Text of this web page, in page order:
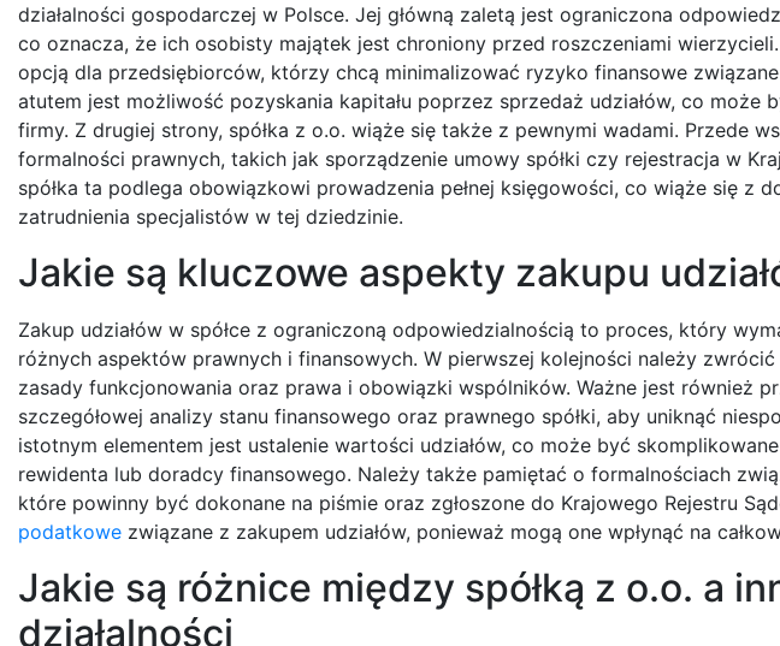
działalności gospodarczej w Polsce. Jej główną zaletą jest ograniczona
co oznacza, że ich osobisty majątek jest chroniony przed roszczeniami
opcją dla przedsiębiorców, którzy chcą minimalizować ryzyko finansowe
atutem jest możliwość pozyskania kapitału poprzez sprzedaż udziałów, co
firmy. Z drugiej strony, spółka z o.o. wiąże się także z pewnymi wadami. Przede
formalności prawnych, takich jak sporządzenie umowy spółki czy rejestracja w
spółka ta podlega obowiązkowi prowadzenia pełnej księgowości, co wiąże się z
zatrudnienia specjalistów w tej dziedzinie.
Jakie są kluczowe aspekty zakupu
Zakup udziałów w spółce z ograniczoną odpowiedzialnością to proces, który
różnych aspektów prawnych i finansowych. W pierwszej kolejności należy
zasady funkcjonowania oraz prawa i obowiązki wspólników. Ważne jest również
szczegółowej analizy stanu finansowego oraz prawnego spółki, aby uniknąć
istotnym elementem jest ustalenie wartości udziałów, co może być
rewidenta lub doradcy finansowego. Należy także pamiętać o formalnościach
które powinny być dokonane na piśmie oraz zgłoszone do Krajowego Rejestru
podatkowe związane z zakupem udziałów, ponieważ mogą one wpłynąć na
Jakie są różnice między spółką z o.o. a
działalności